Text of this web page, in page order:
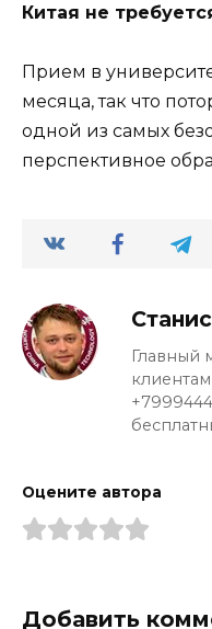
Китая не
Прием в
месяца, так что
одной из самых
перспективное
Главный
Оцените автора
Добавить